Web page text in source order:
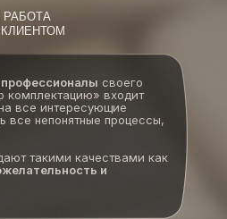
РАБОТА
профессионалы своего
комплектацию» входит
все интересующие
все непонятные процессы,
такими качествами как
и